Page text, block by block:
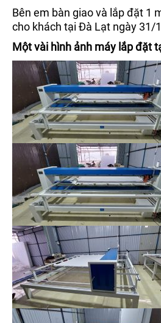
Bên em bàn giao và lắp đặt 1
cho khách tại Đà Lạt ngày 31/
Một vài hình ảnh máy lắp đặt